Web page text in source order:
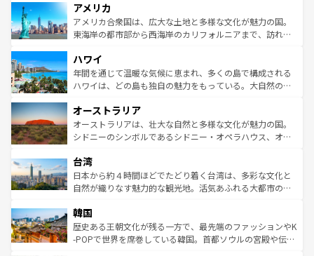
ンツ一覧を参照してほしい。
の建物がそのまま残る町や、スイスならではのユニークな
博物館もあり、アルプス観光だけでなく町歩きも満喫する
ことができる。国民の所得が高いため物価も高いが、旅行
ば市内交通費無料で観光を楽しむこともできる。 なお、新
着のスイス情報はコンテンツ一覧 を参照してほしい。
アメリカ
アメリカ合衆国は、広大な土地と多様な文化が魅力の国。
東海岸の都市部から西海岸のカリフォルニアまで、訪れる
のような巨大都市は、観光、ショッピング、エンターテイ
ンメントが詰まった刺激的なスポットだ。一方、アメリカ
西部には大自然が広がり、グランドキャニオンやイエロー
部のニューオーリンズでは、音楽と美食が融合した独特の
文化が魅力。旅行者はアメリカの各地域で異なる魅力を楽
しみながら、その多様性と豊かな歴史を感じることができ
ならではの贅沢な旅のスタイルだ。 なお、新着のアメリカ
情報はコンテンツ一覧を参照してほしい。
ハワイ
年間を通じて温暖な気候に恵まれ、多くの島で構成される
ハワイは、どの島も独自の魅力をもっている。大自然の神
ワイ島は見逃せない。また、定番の観光地といえばオアフ
島だが、静かな自然を求めるならマウイ島やカウアイ島が
おすすめ。エメラルドグリーンに輝く海をはじめ、豊かな
れるおもてなしの心で訪れる人々を迎えてくれるハワイの
人々、おいしいローカルフードやハワイアンミュージッ
ク、伝統的なフラダンスなど、すべてがハワイの魅力を彩
ワイを、存分に味わってほしい。 なお、新着のハワイ情報
はコンテンツ一覧を参照してほしい。
オーストラリア
オーストラリアは、壮大な自然と多様な文化が魅力の国。
シドニーのシンボルであるシドニー・オペラハウス、オー
リアリーフや大陸中央部にそびえるウルル（エアーズロッ
ク）、タスマニアの美しい原生林やケアンズの熱帯雨林な
ど、見どころがたくさん。また、カフェやワイン、オージ
いる。アクティビティも充実しており、サーフィンやダイ
ビング、ハイキングなど、アウトドア好きにはたまらな
い。オーストラリアの多彩な魅力を存分に味わいつくそ
台湾
日本から約４時間ほどでたどり着く台湾は、多彩な文化と
自然が織りなす魅力的な観光地。活気あふれる大都市の台
ン）、静ひつな山岳地帯である台湾東部など、都市の喧騒
と山間の静けさが共存しており、訪れる人に新しい発見と
驚きをもたらしてくれる。また、奥深い台湾の食文化も魅
韓国
歴史ある王朝文化が残る一方で、最先端のファッションやK
-POPで世界を席巻している韓国。首都ソウルの宮殿や伝統